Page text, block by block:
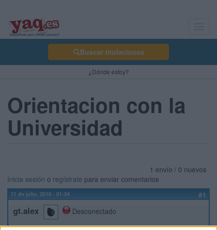
Buscar titulaciones
¿Dónde estoy?
Orientacion con la
Universidad
1 envío / 0 nuevos
Inicia sesión o regístrate para enviar comentarios
11 de julio, 2018 - 01:34 #1
gt.alex
Desconectado